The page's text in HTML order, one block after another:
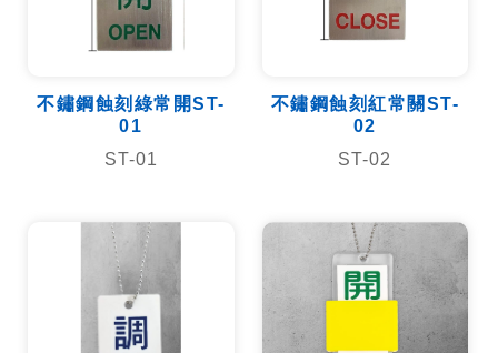
不鏽鋼蝕刻綠常開ST-
01
ST-01
不鏽鋼蝕刻紅常關ST-
02
ST-02